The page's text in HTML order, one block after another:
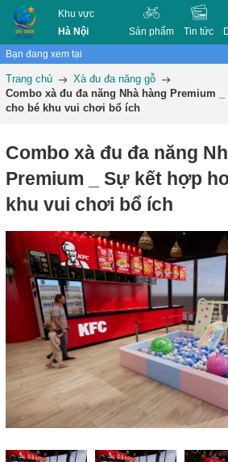
Khu vực
Hà Nội
Sản phẩm Tin tức
Bạn đang xem tại
Trang chủ
Xà đu đa năng gỗ
Combo xà đu đa năng Nhà hàng Premium
cho bé khu vui chơi bổ ích
Combo xà đu đa năng
Premium _ Sự kết hợp
khu vui chơi bổ ích